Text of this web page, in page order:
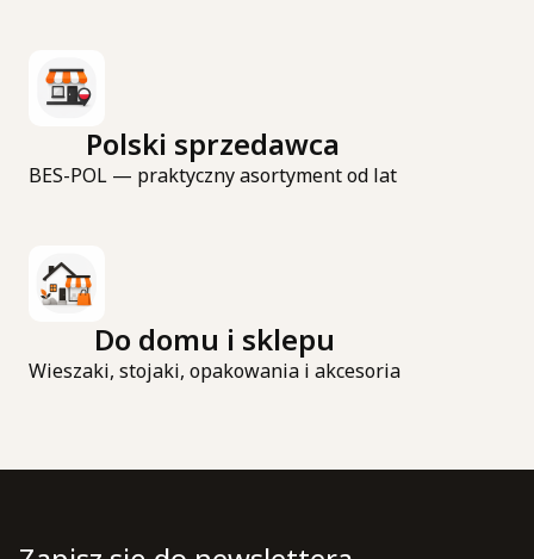
Polski sprzedawca
BES-POL — praktyczny asortyment od lat
Do domu i sklepu
Wieszaki, stojaki, opakowania i akcesoria